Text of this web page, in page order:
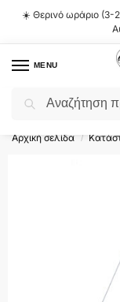
☀️ Θερινό ωράριο (3-
MENU
Flash Sale ⚡
Αρχική σελίδα /